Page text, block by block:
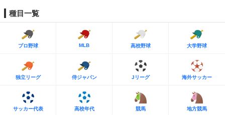
種目一覧
プロ野球 MLB 高校野球 大学野球
独立リーグ 侍ジャパン Jリーグ 海外サッカー
サッカー代表 高校年代 競馬 地方競馬